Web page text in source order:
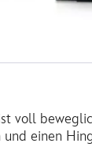
voll
einen